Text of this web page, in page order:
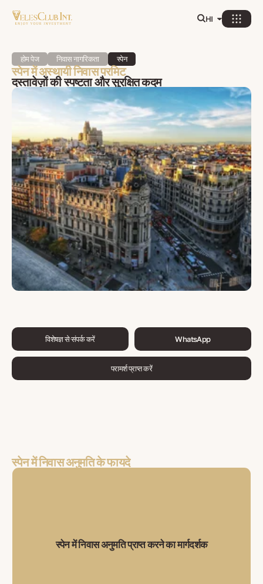
HI
होम पेज निवास नागरिकता स्पेन
स्पेन में अस्थायी निवास परमिट
दस्तावेज़ों की स्पष्टता और सुरक्षित कदम
विशेषज्ञ से संपर्क करें WhatsApp
परामर्श प्राप्त करें
स्पेन में निवास अनुमति के फायदे
स्पेन में निवास अनुमति प्राप्त करने का मार्गदर्शक